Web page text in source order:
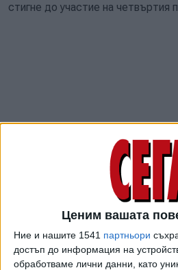
Ценим вашата
Ние и нашите 1541 партньори
достъп до информация на
обработваме лични данни, като
стигне до участие на четвъртия
За последно мъжкият ни
бе затворен с обиколка преди
(Кор), но все пак към края на 4-
вчера се нареди 24-ти.